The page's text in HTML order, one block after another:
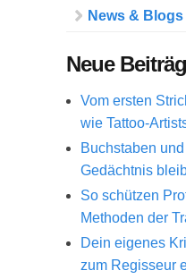
News & Blogs
Neue
Vom ersten
wie Tattoo-
Buchstaben
Gedächtnis
So schützen
Methoden der
Dein eigenes
zum Regisseur